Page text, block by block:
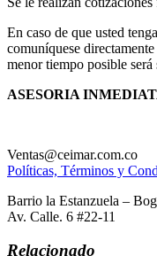
En caso de que usted
comuníquese
menor tiempo posible será
ASESORIA
Ventas@ceimar.com.co
Políticas, Términos y
Barrio la Estanzuela –
Av. Calle. 6 #22-11
Relacionado